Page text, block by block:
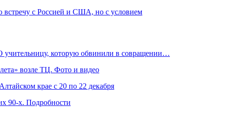
встречу с Россией и США, но с условием
учительницу, которую обвинили в совращении…
возле ТЦ. Фото и видео
крае с 20 по 22 декабря
90-х. Подробности